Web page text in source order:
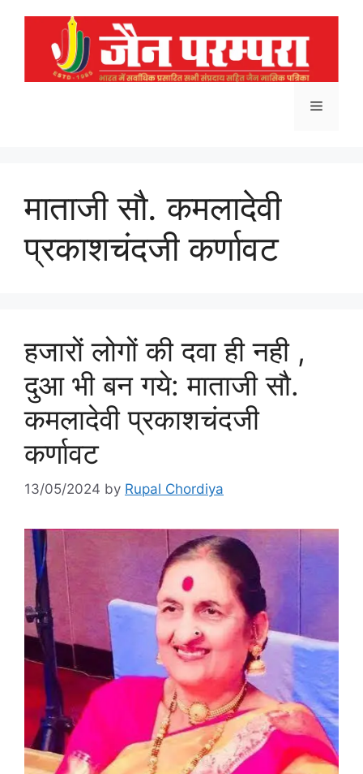
Menu
माताजी सौ. कमलादेवी
प्रकाशचंदजी कर्णावट
हजारों लोगों की दवा ही नही ,
दुआ भी बन गये: माताजी सौ.
कमलादेवी प्रकाशचंदजी
कर्णावट
13/05/2024 by Rupal Chordiya